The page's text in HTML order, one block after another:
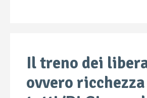
Il treno dei
ovvero